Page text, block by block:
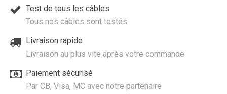
Test de tous les câbles
Tous nos câbles sont testés
Livraison rapide
Livraison au plus vite après votre commande
Paiement sécurisé
Par CB, Visa, MC avec notre partenaire